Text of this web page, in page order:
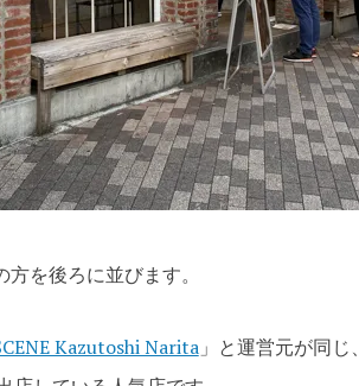
を後ろに並びます。
Kazutoshi Narita」と運営元が同じ